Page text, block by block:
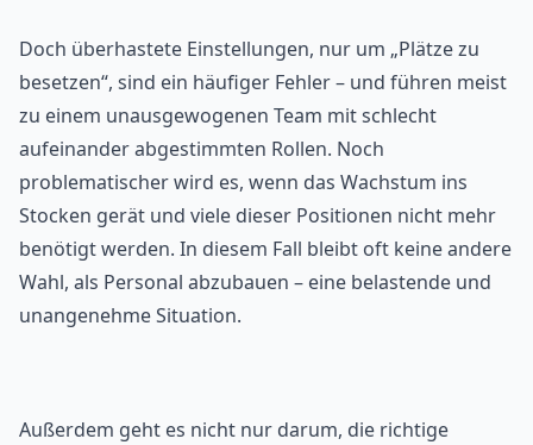
Doch überhastete Einstellungen, nur um „Plätze zu
besetzen“, sind ein häufiger Fehler – und führen meist
zu einem unausgewogenen Team mit schlecht
aufeinander abgestimmten Rollen. Noch
problematischer wird es, wenn das Wachstum ins
Stocken gerät und viele dieser Positionen nicht mehr
benötigt werden. In diesem Fall bleibt oft keine andere
Wahl, als Personal abzubauen – eine belastende und
unangenehme Situation.
Außerdem geht es nicht nur darum, die richtige